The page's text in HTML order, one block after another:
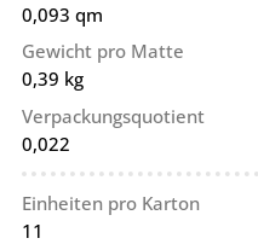
0,093 qm
Gewicht pro Matte
0,39 kg
Verpackungsquotient
0,022
Einheiten pro Karton
11